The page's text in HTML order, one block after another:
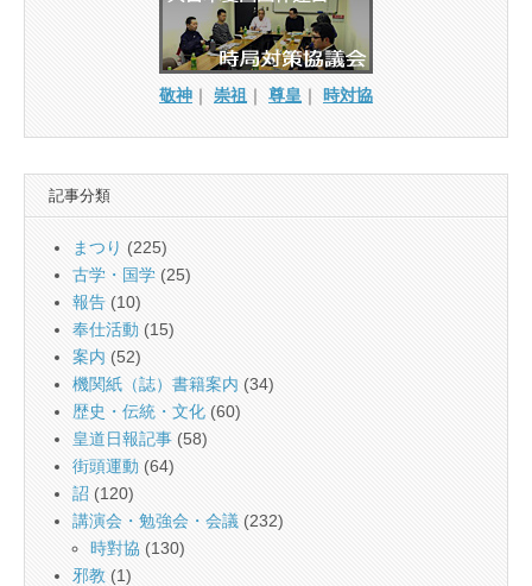
敬神 ｜ 崇祖 ｜ 尊皇 ｜ 時対協
記事分類
まつり (225)
古学・国学 (25)
報告 (10)
奉仕活動 (15)
案内 (52)
機関紙（誌）書籍案内 (34)
歴史・伝統・文化 (60)
皇道日報記事 (58)
街頭運動 (64)
詔 (120)
講演会・勉強会・会議 (232)
時對協 (130)
邪教 (1)